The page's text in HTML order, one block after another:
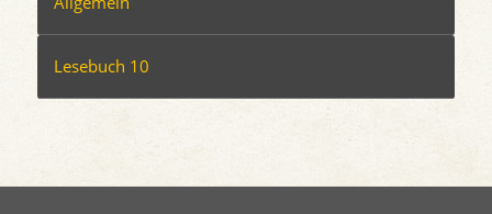
Lesebuch 10